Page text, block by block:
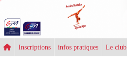
Inscriptions infos pratiques Le club
Panneau de gestion des cookies